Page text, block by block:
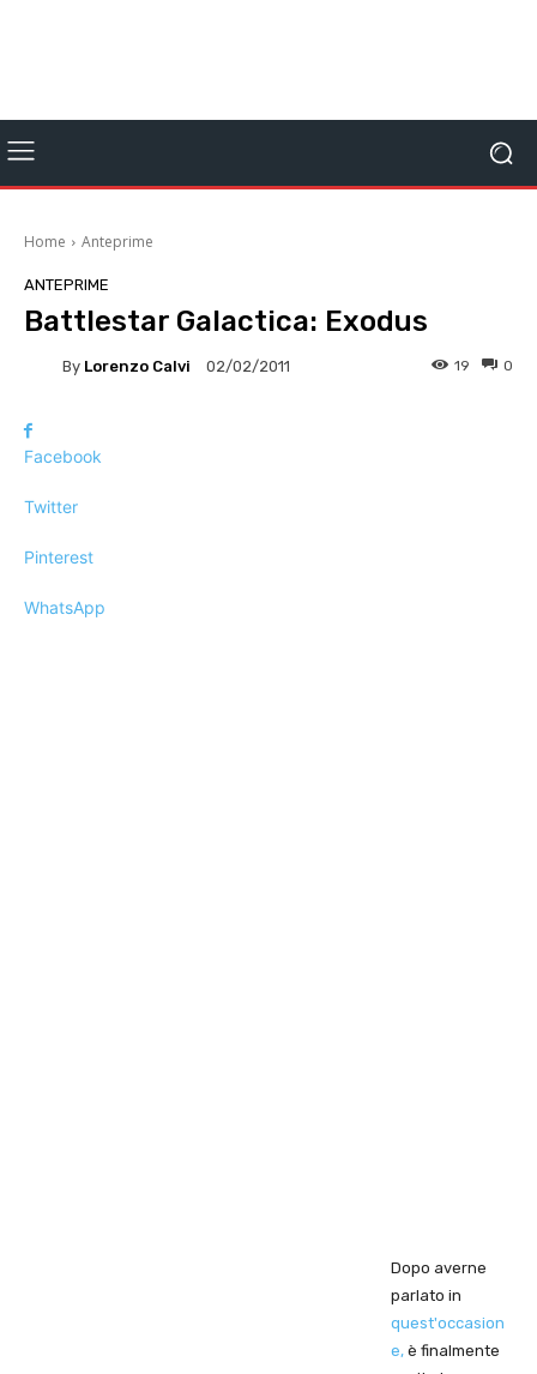
Home Anteprime
ANTEPRIME
Battlestar Galactica: Exodus
By Lorenzo Calvi 02/02/2011 0
19
Facebook
Twitter
Pinterest
WhatsApp
Dopo averne
parlato in
quest'occasion
e, è finalmente